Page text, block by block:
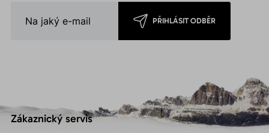
PŘIHLÁSIT ODBĚR
Zákaznický servis